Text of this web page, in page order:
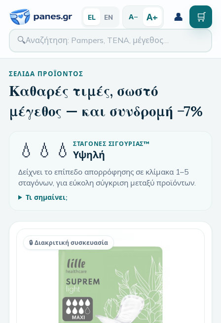
🔍
EL EN Α− Α+ 👤 🛒
ΣΕΛΊΔΑ ΠΡΟΪΌΝΤΟΣ
Καθαρές τιμές, σωστό
μέγεθος — και συνδρομή −7%
💧💧💧 ΣΤΑΓΌΝΕΣ ΣΙΓΟΥΡΙΆΣ™
Υψηλή
Δείχνει το επίπεδο απορρόφησης σε κλίμακα 1–5
σταγόνων, για εύκολη σύγκριση μεταξύ προϊόντων.
Τι σημαίνει;
🔒 Διακριτική συσκευασία